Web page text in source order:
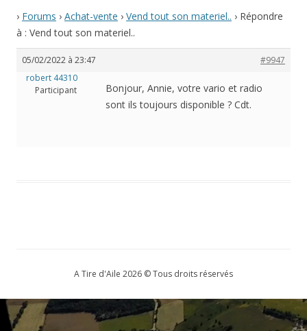
› Forums › Achat-vente › Vend tout son materiel.. › Répondre
à : Vend tout son materiel..
05/02/2022 à 23:47
#9947
robert 44310
Participant
Bonjour, Annie, votre vario et radio
sont ils toujours disponible ? Cdt.
A Tire d'Aile 2026 © Tous droits réservés